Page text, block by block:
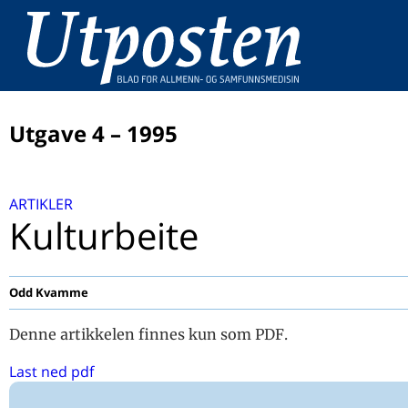
Utgave 4 – 1995
Leder: Det empatiske imperativ mellom omsorg og
Utposten på internet
Hur kan man studera patient-läkarrelationen och vad
man fram?
Asymptomatisk bakteriuri hos gravide skal oppdagast,
behandlast og kontrollerast!
Mellom omsorg og risiko
ARTIKLER
Kulturbeite
Odd Kvamme
Denne artikkelen finnes kun som PDF.
Last ned pdf